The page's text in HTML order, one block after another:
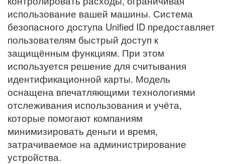
использование вашей машины. Система
безопасного доступа Unified ID предоставляет
пользователям быстрый доступ к
защищённым функциям. При этом
используется решение для считывания
идентификационной карты. Модель
оснащена впечатляющими технологиями
отслеживания использования и учёта,
которые помогают компаниям
минимизировать деньги и время,
затрачиваемое на администрирование
устройства.